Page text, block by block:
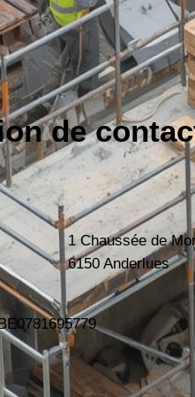
de
1 Chaussée de
6150 Anderlues
0781695779